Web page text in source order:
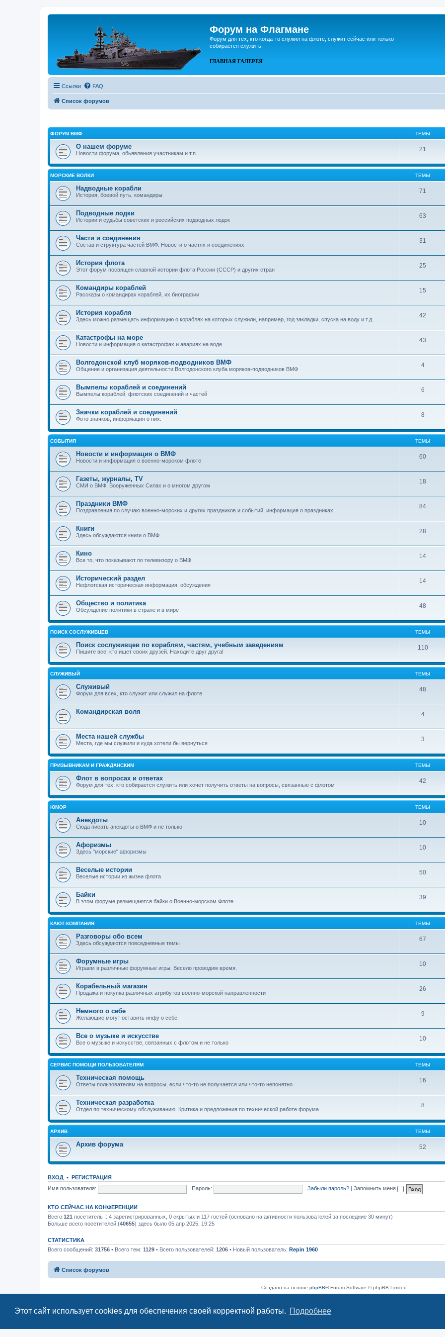
Этот сайт использует cookies для обеспечения своей корректной работы. Подробнее
Форум на Флагмане
Форум для тех, кто когда-то служил на флоте, служит сейчас или только
собирается служить.
ГЛАВНАЯ ГАЛЕРЕЯ
Ссылки FAQ
Список форумов
ФОРУМ ВМФ ТЕМЫ
О нашем форуме
Новости форума, обьявления участникам и т.п.
21
МОРСКИЕ ВОЛКИ ТЕМЫ
Надводные корабли
История, боевой путь, командиры
71
Подводные лодки
Истории и судьбы советских и российских подводных лодок
63
Части и соединения
Состав и структура частей ВМФ. Новости о частях и соединениях
31
История флота
Этот форум посвящен славной истории флота России (СССР) и других стран
25
Командиры кораблей
Рассказы о командирах кораблей, их биографии
15
История корабля
Здесь можно размещать информацию о кораблях на которых служили, например, год закладки, спуска на воду и т.д.
42
Катастрофы на море
Новости и информация о катастрофах и авариях на воде
43
Волгодонской клуб моряков-подводников ВМФ
Общение и организация деятельности Волгодонского клуба моряков-подводников ВМФ
4
Вымпелы кораблей и соединений
Вымпелы кораблей, флотских соединений и частей
6
Значки кораблей и соединений
Фото значков, информация о них.
8
СОБЫТИЯ ТЕМЫ
Новости и информация о ВМФ
Новости и информация о военно-морском флоте
60
Газеты, журналы, TV
СМИ о ВМФ, Вооруженных Силах и о многом другом
18
Праздники ВМФ
Поздравления по случаю военно-морских и других праздников и событий, информация о праздниках
84
Книги
Здесь обсуждаются книги о ВМФ
28
Кино
Все то, что показывают по телевизору о ВМФ
14
Исторический раздел
Нефлотская историческая информация, обсуждения
14
Общество и политика
Обсуждение политики в стране и в мире
48
ПОИСК СОСЛУЖИВЦЕВ ТЕМЫ
Поиск сослуживцев по кораблям, частям, учебным заведениям
Пишите все, кто ищет своих друзей. Находите друг друга!
110
СЛУЖИВЫЙ ТЕМЫ
Служивый
Форум для всех, кто служит или служил на флоте
48
Командирская воля 4
Места нашей службы
Места, где мы служили и куда хотели бы вернуться
3
ПРИЗЫВНИКАМ И ГРАЖДАНСКИМ ТЕМЫ
Флот в вопросах и ответах
Форум для тех, кто собирается служить или хочет получить ответы на вопросы, связанные с флотом
42
ЮМОР ТЕМЫ
Анекдоты
Сюда писать анекдоты о ВМФ и не только
10
Афоризмы
Здесь "морские" афоризмы
10
Веселые истории
Веселые истории из жизни флота
50
Байки
В этом форуме размещаются байки о Военно-морском Флоте
39
КАЮТ-КОМПАНИЯ ТЕМЫ
Разговоры обо всем
Здесь обсуждаются повседневные темы
67
Форумные игры
Играем в различные форумные игры. Весело проводим время.
10
Корабельный магазин
Продажа и покупка различных атрибутов военно-морской направленности
26
Немного о себе
Желающие могут оставить инфу о себе.
9
Все о музыке и искусстве
Все о музыке и искусстве, связанных с флотом и не только
10
СЕРВИС ПОМОЩИ ПОЛЬЗОВАТЕЛЯМ ТЕМЫ
Техническая помощь
Ответы пользователям на вопросы, если что-то не получается или что-то непонятно
16
Техническая разработка
Отдел по техническому обслуживанию. Критика и предложения по технической работе форума
8
АРХИВ ТЕМЫ
Архив форума 52
ВХОД • РЕГИСТРАЦИЯ
Имя пользователя:
Пароль: Забыли пароль? Запомнить меня
КТО СЕЙЧАС НА КОНФЕРЕНЦИИ
Всего 121 посетитель :: 4 зарегистрированных, 0 скрытых и 117 гостей (основано на активности пользователей за последние 30 минут)
Больше всего посетителей (40655) здесь было 05 апр 2025, 19:25
СТАТИСТИКА
Всего сообщений: 31756 • Всего тем: 1129 • Всего пользователей: 1206 • Новый пользователь: Repin 1960
Список форумов
Создано на основе phpBB® Forum Software © phpBB Limited